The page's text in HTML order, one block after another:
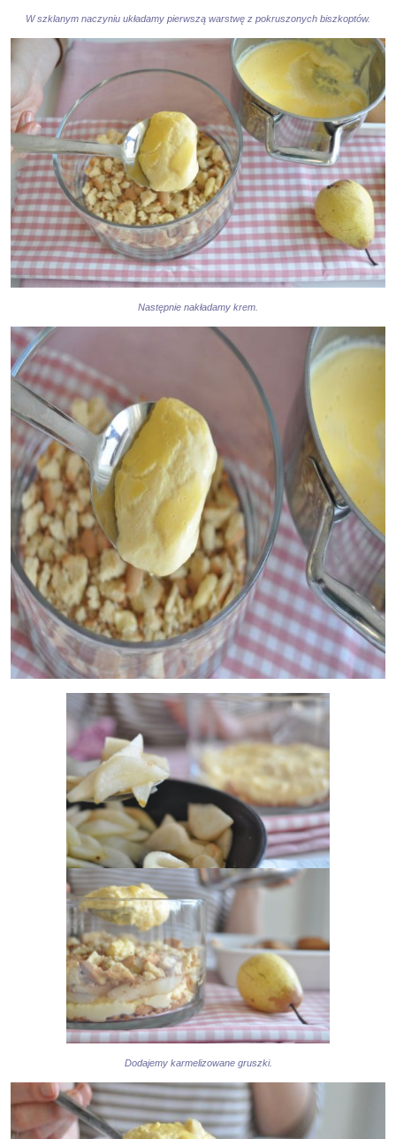
W szklanym naczyniu układamy pierwszą warstwę z pokruszonych biszkoptów.
Następnie nakładamy krem.
Dodajemy karmelizowane gruszki.